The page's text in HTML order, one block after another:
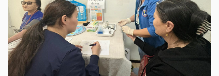
2023-06-06 14:53:59
Дэлгэрэнгүй
Булган аймгийн Нийгмийн даатгалын
хэлтэс
2023-06-06 14:50:54